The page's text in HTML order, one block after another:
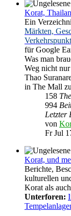
Korat,
Ein
Märkten,
für Google
Was man
Weg nicht
Thao
in The Mall
158
994
Letzter
von
Fr Jul
Korat, und
Berichte,
kulturellen
Korat als
Unterforen: